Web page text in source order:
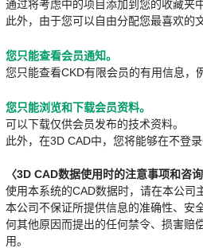
通过将考虑中的项目添加到您的收藏夹
此外，由于您可以自由分配您最喜欢的
您只能查看会员通知。
您只能查看CKD有限会员的有用信息，
您只能浏览和下载会员资料。
可以下载仅供会员发布的技术资料。
此外，在3D CAD中，您将能够在不登
〈3D CAD数据使用时的注意事项和咨
使用本系统的CAD数据时，请在本公司
本公司不保证所提供信息的准确性、安
何其他原因而提出的任何禁令、损害赔
用。